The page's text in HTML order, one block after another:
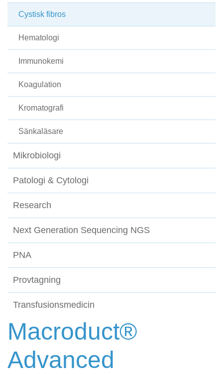
Cystisk fibros
Hematologi
Immunokemi
Koagulation
Kromatografi
Sänkaläsare
Mikrobiologi
Patologi & Cytologi
Research
Next Generation Sequencing NGS
PNA
Provtagning
Transfusionsmedicin
Macroduct®
Advanced